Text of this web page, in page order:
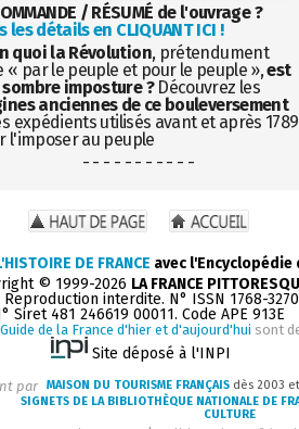
/ RÉSUMÉ de l'ouvrage ?
les détails en CLIQUANT ICI !
quoi la Révolution, prétendument
« par le peuple et pour le peuple »,est
sombre imposture ?Découvrez les
anciennes de ce bouleversement
expédients utilisés avant et après 1789
l'imposer au peuple
- - - - - - - - - - -
DE FRANCE avec
© 1999-2026 LA FRANCE
interdite. N° ISSN 1768-
Siret 481 246619 00011. Code APE 913E
Guide de la France d'hier et d'aujourd'hui sont
Site déposé à l'INPI
par MAISON DU TOURISME FRANÇAIS dès 2003
SIGNETS DE LA BIBLIOTHÈQUE NATIONALE DE
CULTURE